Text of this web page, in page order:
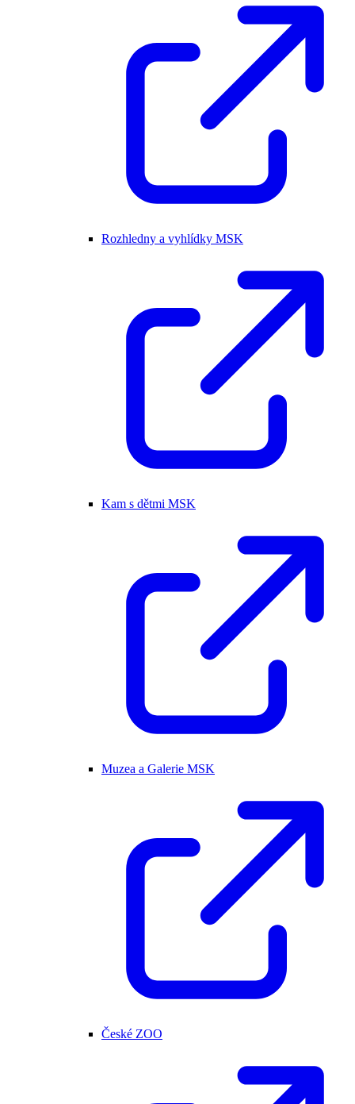
Rozhledny a vyhlídky MSK
Kam s dětmi MSK
Muzea a Galerie MSK
České ZOO